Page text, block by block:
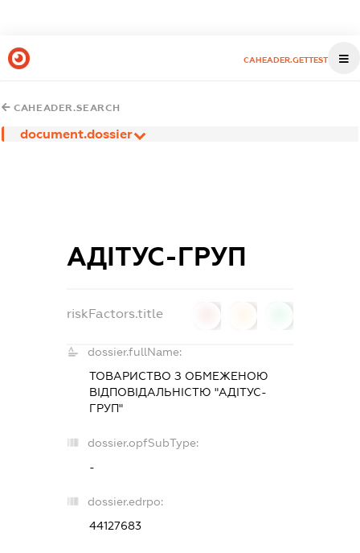
CAHEADER.GETTEST
CAHEADER.SEARCH
document.dossier
АДІТУС-ГРУП
riskFactors.title
dossier.fullName:
ТОВАРИСТВО З ОБМЕЖЕНОЮ
ВІДПОВІДАЛЬНІСТЮ "АДІТУС-
ГРУП"
dossier.opfSubType:
-
dossier.edrpo:
44127683